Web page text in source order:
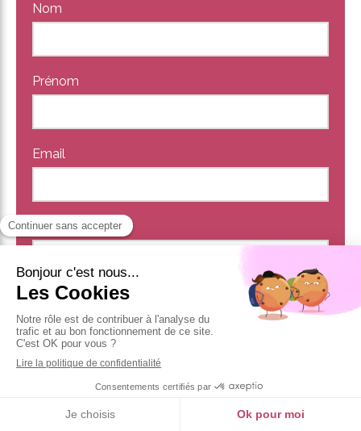
Nom
Prénom
Email
Téléphone
Sujet
Message